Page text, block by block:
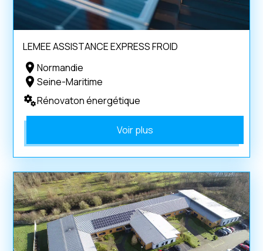
LEMEE ASSISTANCE EXPRESS FROID
Normandie
Seine-Maritime
Rénovaton énergétique
Voir plus